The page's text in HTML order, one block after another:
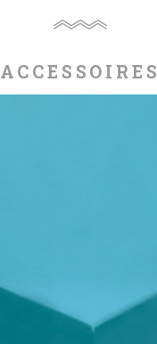
ACCESSOIRES